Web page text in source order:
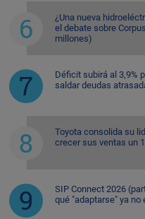
¿Una nueva
el debate sobre
millones)
Déficit subirá al 3,9%
saldar deudas
Toyota consolida su
crecer sus ventas un
SIP Connect 2026
qué "adaptarse" ya no